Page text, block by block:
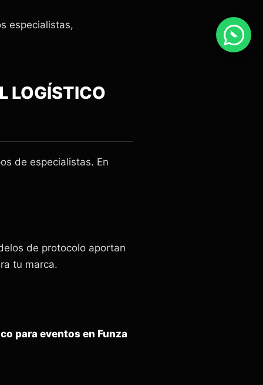
especialistas,
LOGÍSTICO
de especialistas. En
de protocolo aportan
tu marca.
para eventos en Funza